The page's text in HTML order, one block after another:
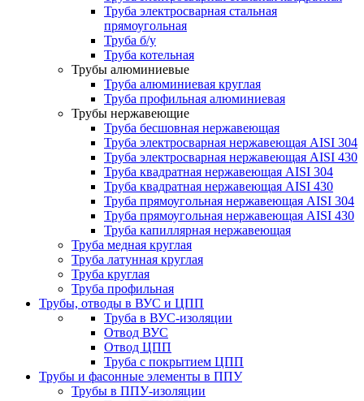
Труба электросварная стальная
прямоугольная
Труба б/у
Труба котельная
Трубы алюминиевые
Труба алюминиевая круглая
Труба профильная алюминиевая
Трубы нержавеющие
Труба бесшовная нержавеющая
Труба электросварная нержавеющая AISI 304
Труба электросварная нержавеющая AISI 430
Труба квадратная нержавеющая AISI 304
Труба квадратная нержавеющая AISI 430
Труба прямоугольная нержавеющая AISI 304
Труба прямоугольная нержавеющая AISI 430
Труба капиллярная нержавеющая
Труба медная круглая
Труба латунная круглая
Труба круглая
Труба профильная
Трубы, отводы в ВУС и ЦПП
Труба в ВУС-изоляции
Отвод ВУС
Отвод ЦПП
Труба с покрытием ЦПП
Трубы и фасонные элементы в ППУ
Трубы в ППУ-изоляции